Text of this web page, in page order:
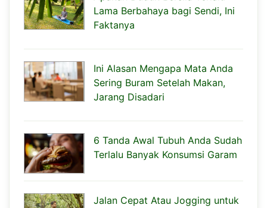
Lama Berbahaya bagi Sendi, Ini
Faktanya
Ini Alasan Mengapa Mata Anda
Sering Buram Setelah Makan,
Jarang Disadari
6 Tanda Awal Tubuh Anda Sudah
Terlalu Banyak Konsumsi Garam
Jalan Cepat Atau Jogging untuk